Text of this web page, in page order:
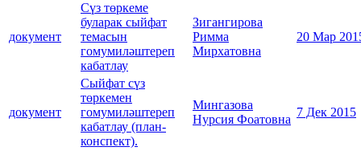
документ
Сүз төркеме
буларак сыйфат
темасын
гомумиләштереп
кабатлау
Зигангирова
Римма
Мирхатовна
20 Мар
документ
Сыйфат сүз
төркемен
гомумиләштереп
кабатлау (план-
конспект).
Мингазова
Нурсия Фоатовна
7 Дек 2015